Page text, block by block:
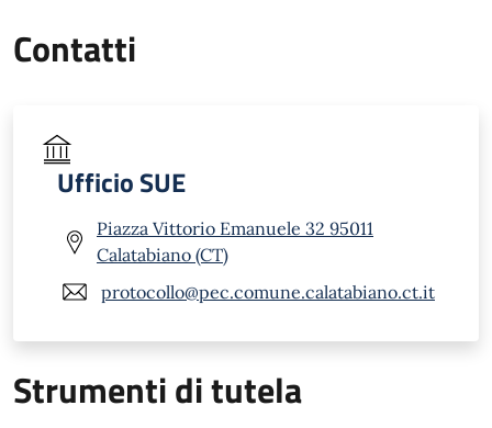
Contatti
Ufficio SUE
Piazza Vittorio Emanuele 32 95011
Calatabiano (CT)
protocollo@pec.comune.calatabiano.ct.it
Strumenti di tutela